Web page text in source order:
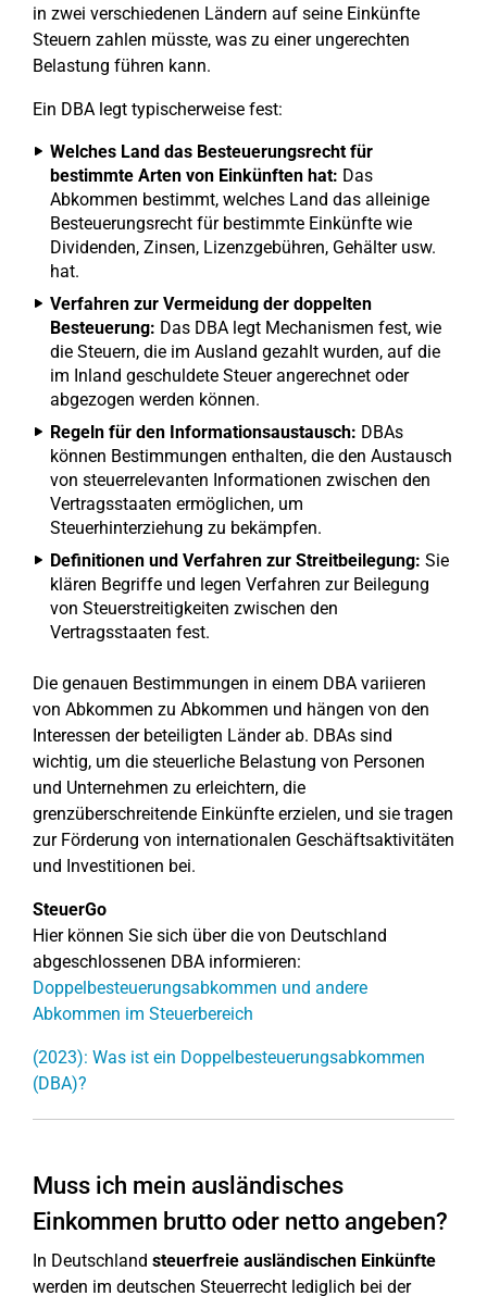
in zwei verschiedenen Ländern auf seine Einkünfte
Steuern zahlen müsste, was zu einer ungerechten
Belastung führen kann.
Ein DBA legt typischerweise fest:
Welches Land das Besteuerungsrecht für
bestimmte Arten von Einkünften hat: Das
Abkommen bestimmt, welches Land das alleinige
Besteuerungsrecht für bestimmte Einkünfte wie
Dividenden, Zinsen, Lizenzgebühren, Gehälter usw.
hat.
Verfahren zur Vermeidung der doppelten
Besteuerung: Das DBA legt Mechanismen fest, wie
die Steuern, die im Ausland gezahlt wurden, auf die
im Inland geschuldete Steuer angerechnet oder
abgezogen werden können.
Regeln für den Informationsaustausch: DBAs
können Bestimmungen enthalten, die den Austausch
von steuerrelevanten Informationen zwischen den
Vertragsstaaten ermöglichen, um
Steuerhinterziehung zu bekämpfen.
Definitionen und Verfahren zur Streitbeilegung: Sie
klären Begriffe und legen Verfahren zur Beilegung
von Steuerstreitigkeiten zwischen den
Vertragsstaaten fest.
Die genauen Bestimmungen in einem DBA variieren
von Abkommen zu Abkommen und hängen von den
Interessen der beteiligten Länder ab. DBAs sind
wichtig, um die steuerliche Belastung von Personen
und Unternehmen zu erleichtern, die
grenzüberschreitende Einkünfte erzielen, und sie tragen
zur Förderung von internationalen Geschäftsaktivitäten
und Investitionen bei.
SteuerGo
Hier können Sie sich über die von Deutschland
abgeschlossenen DBA informieren:
Doppelbesteuerungsabkommen und andere
Abkommen im Steuerbereich
(2023): Was ist ein Doppelbesteuerungsabkommen
(DBA)?
Muss ich mein ausländisches
Einkommen brutto oder netto angeben?
In Deutschland steuerfreie ausländischen Einkünfte
werden im deutschen Steuerrecht lediglich bei der